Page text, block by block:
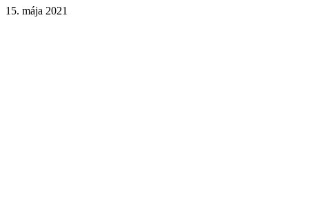
15. mája 2021